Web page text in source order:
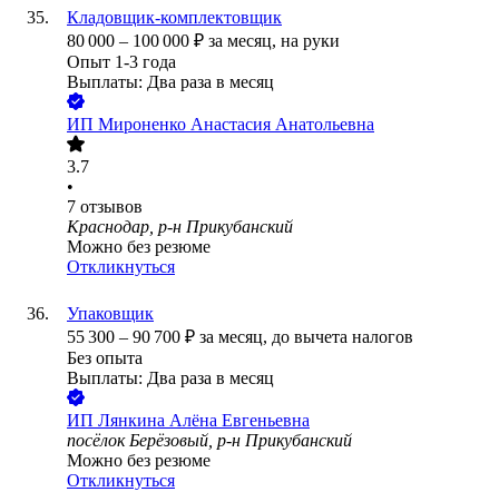
Кладовщик-комплектовщик
80 000 – 100 000 ₽ за месяц, на руки
Опыт 1-3 года
Выплаты: Два раза в месяц
ИП Мироненко Анастасия Анатольевна
3.7
•
7 отзывов
Краснодар, р-н Прикубанский
Можно без резюме
Откликнуться
Упаковщик
55 300 – 90 700 ₽ за месяц, до вычета налогов
Без опыта
Выплаты: Два раза в месяц
ИП Лянкина Алёна Евгеньевна
посёлок Берёзовый, р-н Прикубанский
Можно без резюме
Откликнуться